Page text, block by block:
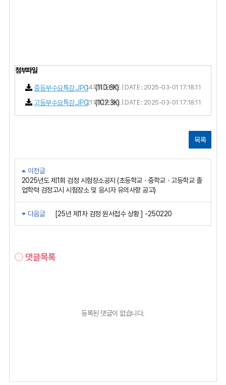
첨부파일
중등부수요특강.JPG (110.6K)
14회 다운로드 | DATE : 2025-03-01 17:18:11
고등부수요특강.JPG (102.3K)
21회 다운로드 | DATE : 2025-03-01 17:18:11
목록
이전글
2025년도 제1회 검정 시험장소공지 (초등학교ㆍ중학교ㆍ고등학교 졸
업학력 검정고시 시험장소 및 응시자 유의사항 공고)
다음글 [25년 제1차 검정 원서접수 상황 ] -250220
댓글목록
등록된 댓글이 없습니다.